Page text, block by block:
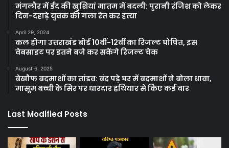
मंगलौर में ईद की खुशियां मातम में बदली: पुरानी रंजिश को लेकर
दिन-दहाड़े युवक की गला रेत कर हत्या
April 29, 2024
कल होगा उत्तराखंड बोर्ड 10वीं-12वीं का रिजल्ट घोषित, इस
वेबसाइट पर इतने बजे कर सकेंगे रिजल्ट चेक
August 6, 2025
बेखौफ बदमाशों का तांडव: बंद पड़े घर में बदमाशों ने बोला धावा,
मासूम बच्ची के सिर पर धारदार हथियार से किए कई वार
Last Modified Posts